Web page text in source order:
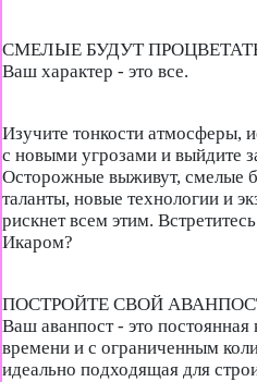
СМЕЛЫЕ БУДУТ
Ваш характер - это все.
Изучите тонкости атмосферы,
с новыми угрозами и выйдите
Осторожные выживут, смелые
таланты, новые технологии и
рискнет всем этим.
Икаром?
ПОСТРОЙТЕ СВОЙ
Ваш аванпост - это постоянная
времени и с ограниченным
идеально подходящая для